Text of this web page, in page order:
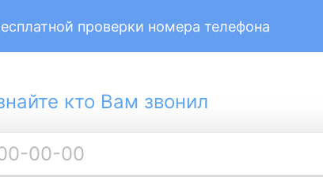
проверки номера телефона
кто Вам звонил